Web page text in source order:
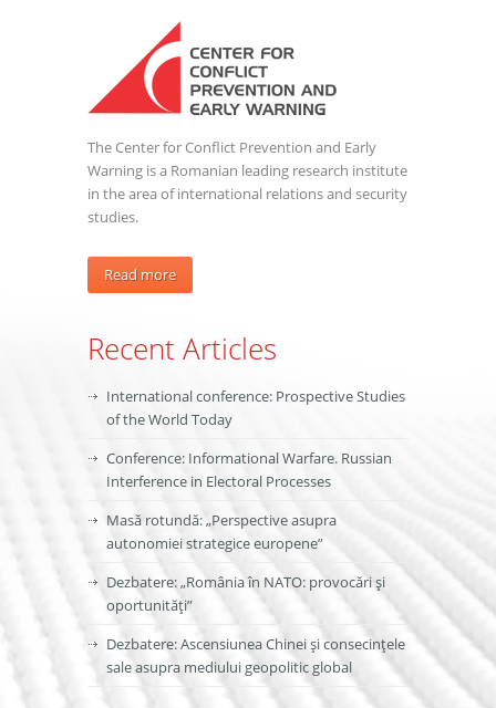
The Center for Conflict Prevention and Early
Warning is a Romanian leading research institute
in the area of international relations and security
studies.
Read more
Recent Articles
International conference: Prospective Studies
of the World Today
Conference: Informational Warfare. Russian
Interference in Electoral Processes
Masă rotundă: „Perspective asupra
autonomiei strategice europene”
Dezbatere: „România în NATO: provocări și
oportunități”
Dezbatere: Ascensiunea Chinei și consecințele
sale asupra mediului geopolitic global